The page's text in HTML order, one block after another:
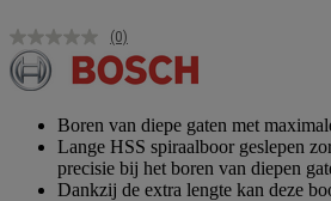
Geen
scorewaarde.
Dezelfde
(0)
Boren van diepe gaten met
Lange HSS spiraalboor geslepen
precisie bij het boren van diepen
Dankzij de extra lengte kan deze